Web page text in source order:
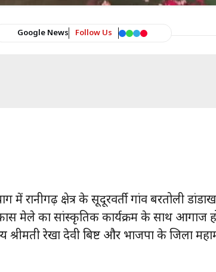
Google News Follow Us
रानीगढ़ क्षेत्र के सूदूरवर्ती गांव बरतोली
मेले का सांस्कृतिक कार्यक्रम के साथ आगाज
रेखा देवी बिष्ट और भाजपा के जिला